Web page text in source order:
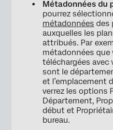
Métadonnées du
pourrez
métadonnées des
auxquelles les
attribués. Par
métadonnées que
téléchargées
sont le
et l’emplacement
verrez les options
Département,
début et
bureau.